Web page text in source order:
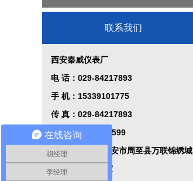
植物油智能定量装车系统
控制系统
过程校验仪
联系我们
西安秦威仪表厂
电 话：029-84217893
手 机：15339101775
传 真：029-84217893
Q Q：2474344599
地 址：陕西省西安市周至县万联锦绣城
20号楼101102室
在线咨询
胡经理
李经理